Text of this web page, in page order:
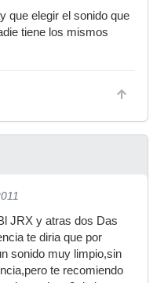
que elegir el sonido que
tiene los mismos
JRX y atras dos Das
te diria que por
sonido muy limpio,sin
te recomiendo